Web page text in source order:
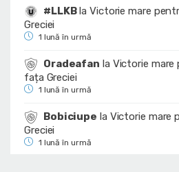
#LLKBlaVictorie mare
Greciei
1 lună în urmă
Oradeafan la Victorie mare
fața Greciei
1 lună în urmă
Bobiciupe la Victorie mare
Greciei
1 lună în urmă